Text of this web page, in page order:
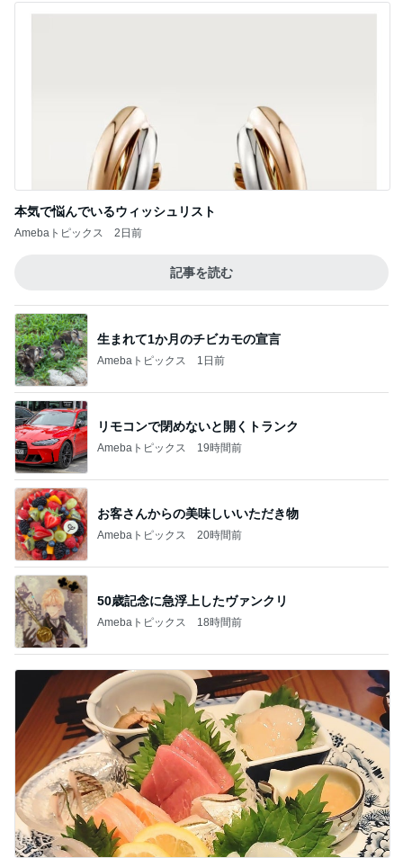
本気で悩んでいるウィッシュリスト
Amebaトピックス 2日前
記事を読む
生まれて1か月のチビカモの宣言
Amebaトピックス 1日前
リモコンで閉めないと開くトランク
Amebaトピックス 19時間前
お客さんからの美味しいいただき物
Amebaトピックス 20時間前
50歳記念に急浮上したヴァンクリ
Amebaトピックス 18時間前